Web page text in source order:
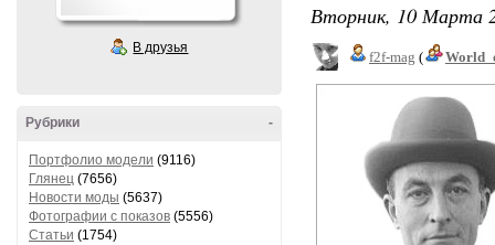
В друзья
-
Рубрики
Портфолио модели (9116)
Глянец (7656)
Новости моды (5637)
Фотографии с показов (5556)
Статьи (1754)
Вторник, 10 Марта
f2f-mag (